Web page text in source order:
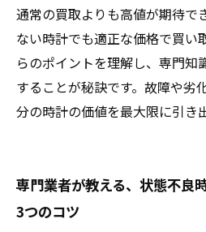
通常の買取よりも高値が期待で
ない時計でも適正な価格で買い
らのポイントを理解し、専門知
することが秘訣です。故障や劣
分の時計の価値を最大限に引き
専門業者が教える、状態不良
3つのコツ